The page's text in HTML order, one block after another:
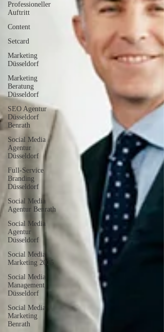
Professioneller
Auftritt
Content
Setcard
Marketing
Düsseldorf
Marketing
Beratung
Düsseldorf
SEO Agentur
Düsseldorf
Benrath
Social Media
Agentur
Düsseldorf
Full-Service
Branding
Düsseldorf
Social Media
Agentur Benrath
Social Media
Agentur
Düsseldorf
Social Media
Marketing 2025
Social Media
Management
Düsseldorf
Social Media
Marketing
Benrath